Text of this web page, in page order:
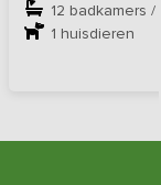
12 badkamers
1 huisdieren